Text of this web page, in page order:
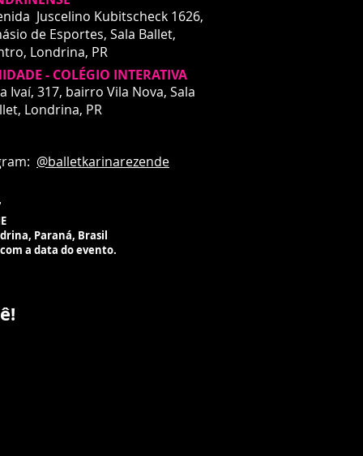
- INTERATIVA
Ivaí, 317
Vila Nova
liberação de espaço
Juscelino Kubitscheck 1626,
de Esportes, Sala Ballet,
Londrina, PR
- COLÉGIO INTERATIVA
Ivaí, 317, bairro Vila Nova, Sala
Londrina, PR
@balletkarinarezende
Paraná, Brasil
a data do evento.